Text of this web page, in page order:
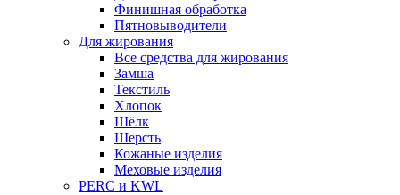
Финишная обработка
Пятновыводители
Для жирования
Все средства для жирования
Замша
Текстиль
Хлопок
Шёлк
Шерсть
Кожаные изделия
Меховые изделия
PERC и KWL